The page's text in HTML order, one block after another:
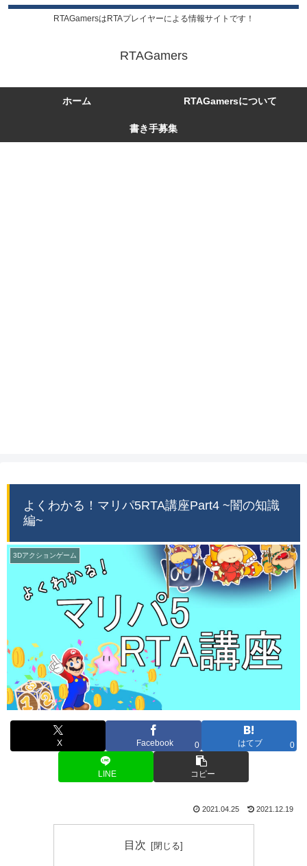
RTAGamersはRTAプレイヤーによる情報サイトです！
RTAGamers
ホーム RTAGamersについて
書き手募集
よくわかる！マリパ5RTA講座Part4 ~闇の知識
編~
3Dアクションゲーム
X Facebook 0 はてブ 0
LINE コピー
2021.04.25 2021.12.19
目次